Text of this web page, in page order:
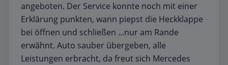
angeboten. Der Service konnte noch mit einer
Erklärung punkten, wann piepst die Heckklappe
bei öffnen und schließen ...nur am Rande
erwähnt. Auto sauber übergeben, alle
Leistungen erbracht, da freut sich Mercedes